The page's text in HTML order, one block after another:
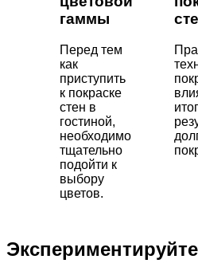
гаммы
Перед тем
как
приступить
к покраске
стен в
гостиной,
необходимо
тщательно
подойти к
выбору
цветов.